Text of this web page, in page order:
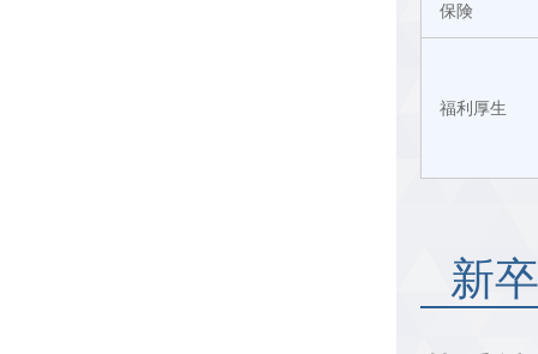
保険
福利厚生
新